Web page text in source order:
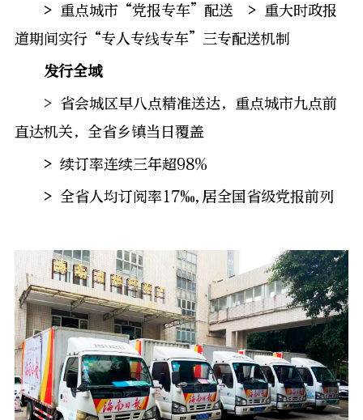
> 重点城市“党报专车”配送 > 重大时政报
道期间实行“专人专线专车”三专配送机制
发行全域
> 省会城区早八点精准送达，重点城市九点前
直达机关，全省乡镇当日覆盖
> 续订率连续三年超98%
> 全省人均订阅率17‰,居全国省级党报前列